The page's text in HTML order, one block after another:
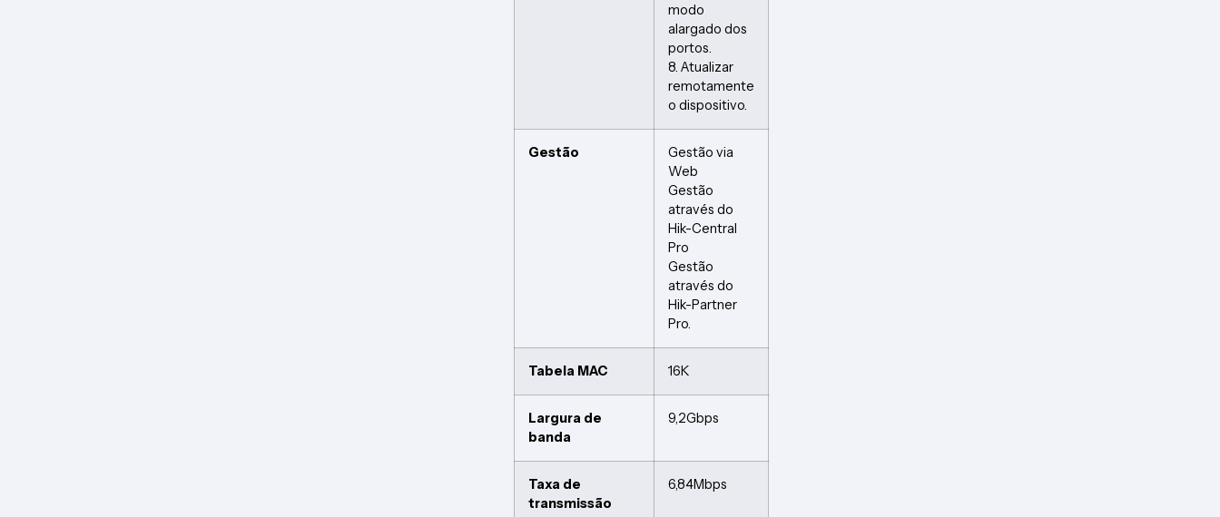
modo
alargado dos
portos.
8. Atualizar
remotamente
o dispositivo.
Gestão
Gestão via
Web
Gestão
através do
Hik-Central
Pro
Gestão
através do
Hik-Partner
Pro.
Tabela MAC 16K
Largura de
banda
9,2Gbps
Taxa de
transmissão
6,84Mbps